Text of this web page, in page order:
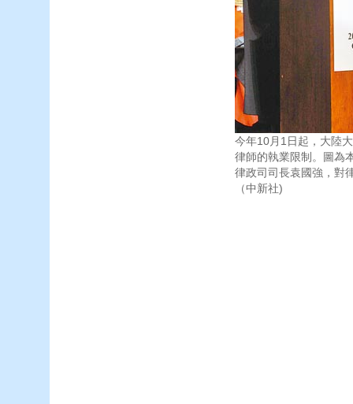
今年10月1日起，大陸
律師的執業限制。圖為
律政司司長袁國強，對
（中新社)